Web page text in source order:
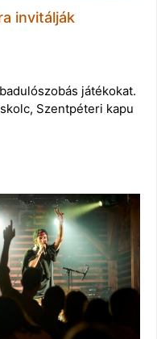
invitálják
játékokat.
Szentpéteri kapu